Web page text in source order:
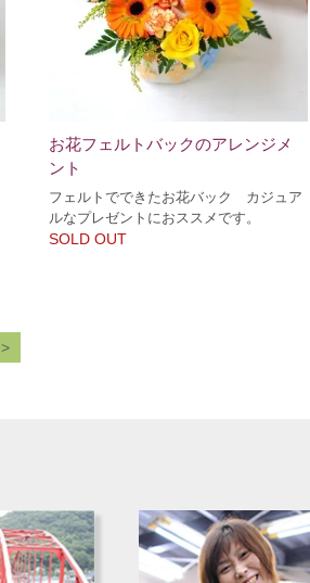
お花フェルトバックのアレンジメ
ント
フェルトでできたお花バック カジュア
ルなプレゼントにおススメです。
SOLD OUT
>